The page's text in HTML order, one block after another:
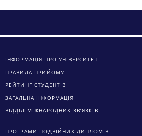
ІНФОРМАЦІЯ ПРО УНІВЕРСИТЕТ
ПРАВИЛА ПРИЙОМУ
РЕЙТИНГ СТУДЕНТІВ
ЗАГАЛЬНА ІНФОРМАЦІЯ
ВІДДІЛ МІЖНАРОДНИХ ЗВ’ЯЗКІВ
ПРОГРАМИ ПОДВІЙНИХ ДИПЛОМІВ